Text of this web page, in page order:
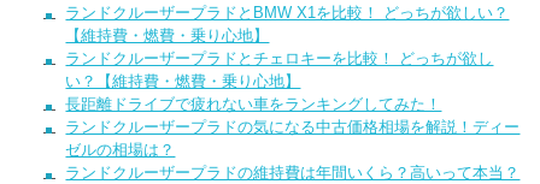
ランドクルーザープラドとBMW X1を比較！ どっちが欲しい？
【維持費・燃費・乗り心地】
ランドクルーザープラドとチェロキーを比較！ どっちが欲し
い？【維持費・燃費・乗り心地】
長距離ドライブで疲れない車をランキングしてみた！
ランドクルーザープラドの気になる中古価格相場を解説！ディー
ゼルの相場は？
ランドクルーザープラドの維持費は年間いくら？高いって本当？